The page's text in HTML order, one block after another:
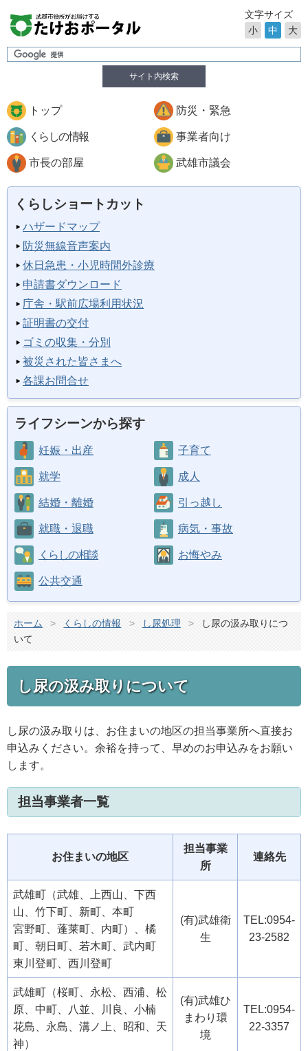
サイト内検索
文字サイズ
小
中 大
トップ 防災・緊急
くらしの情報 事業者向け
市長の部屋 武雄市議会
くらしショートカット
ハザードマップ
防災無線音声案内
休日急患・小児時間外診療
申請書ダウンロード
庁舎・駅前広場利用状況
証明書の交付
ゴミの収集・分別
被災された皆さまへ
各課お問合せ
ライフシーンから探す
妊娠・出産 子育て
就学 成人
結婚・離婚 引っ越し
就職・退職 病気・事故
くらしの相談 お悔やみ
公共交通
ホーム > くらしの情報 > し尿処理 >
し尿の汲み取りにつ
いて
し尿の汲み取りについて
し尿の汲み取りは、お住まいの地区の担当事業所へ直接お
申込みください。余裕を持って、早めのお申込みをお願い
します。
担当事業者一覧
お住まいの地区
担当事業
所
連絡先
武雄町（武雄、上西山、下西
山、竹下町、新町、本町
宮野町、蓬莱町、内町）、橘
町、朝日町、若木町、武内町
東川登町、西川登町
(有)武雄衛
生
TEL:0954-
23-2582
武雄町（桜町、永松、西浦、松
原、中町、八並、川良、小楠
花島、永島、溝ノ上、昭和、天
神）
(有)武雄ひ
まわり環
境
TEL:0954-
22-3357